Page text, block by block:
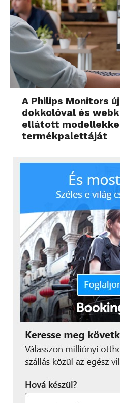
A Philips Monitors
dokkolóval és
ellátott
termékpalettáját